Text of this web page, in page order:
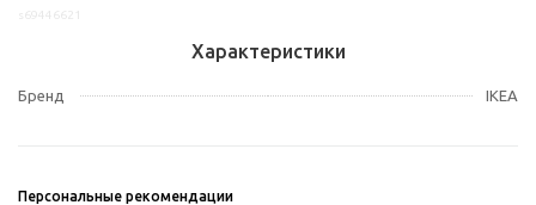
Характеристики
Бренд IKEA
Персональные рекомендации